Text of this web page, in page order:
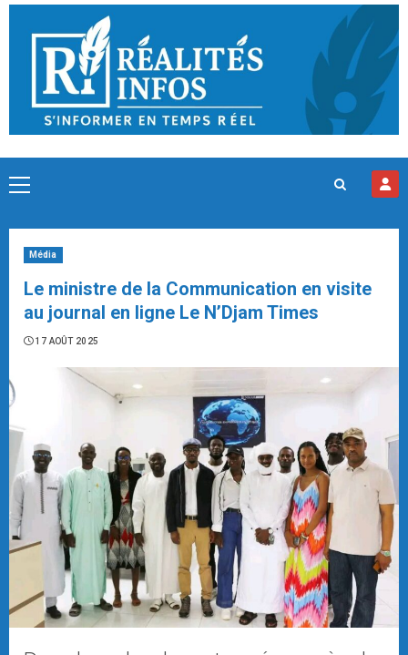
Skip
content
Primary
Média
Le ministre de la Communication en visite
au journal en ligne Le N’Djam Times
17 AOÛT 2025